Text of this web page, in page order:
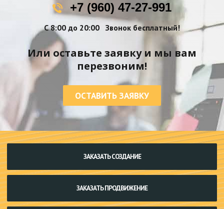
+7 (960) 47-27-991
С 8:00 до 20:00 Звонок бесплатный!
Или оставьте заявку и мы вам
перезвоним!
ОСТАВИТЬ ЗАЯВКУ
ЗАКАЗАТЬ СОЗДАНИЕ
ЗАКАЗАТЬ ПРОДВИЖЕНИЕ